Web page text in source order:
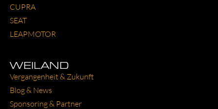
CUP­RA
SEAT
LEAP­MO­TOR
WEILAND
Ver­gan­gen­heit & Zukunft
Blog & News
Spon­so­ring & Part­ner